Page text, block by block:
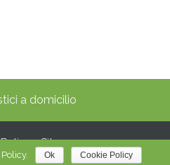
a domicilio
-Sitemap
Ok Cookie Policy